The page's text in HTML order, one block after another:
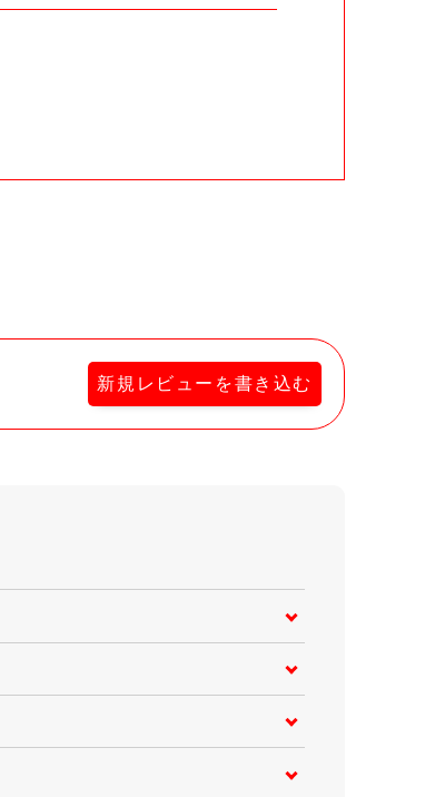
新規レビューを書き込む